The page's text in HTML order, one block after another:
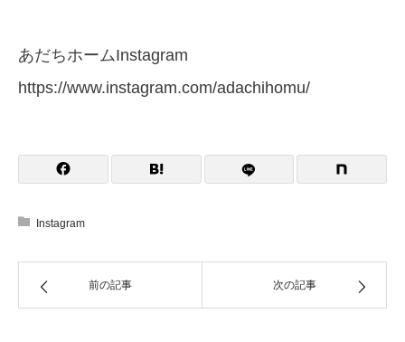
あだちホームInstagram
https://www.instagram.com/adachihomu/
Instagram
前の記事 次の記事